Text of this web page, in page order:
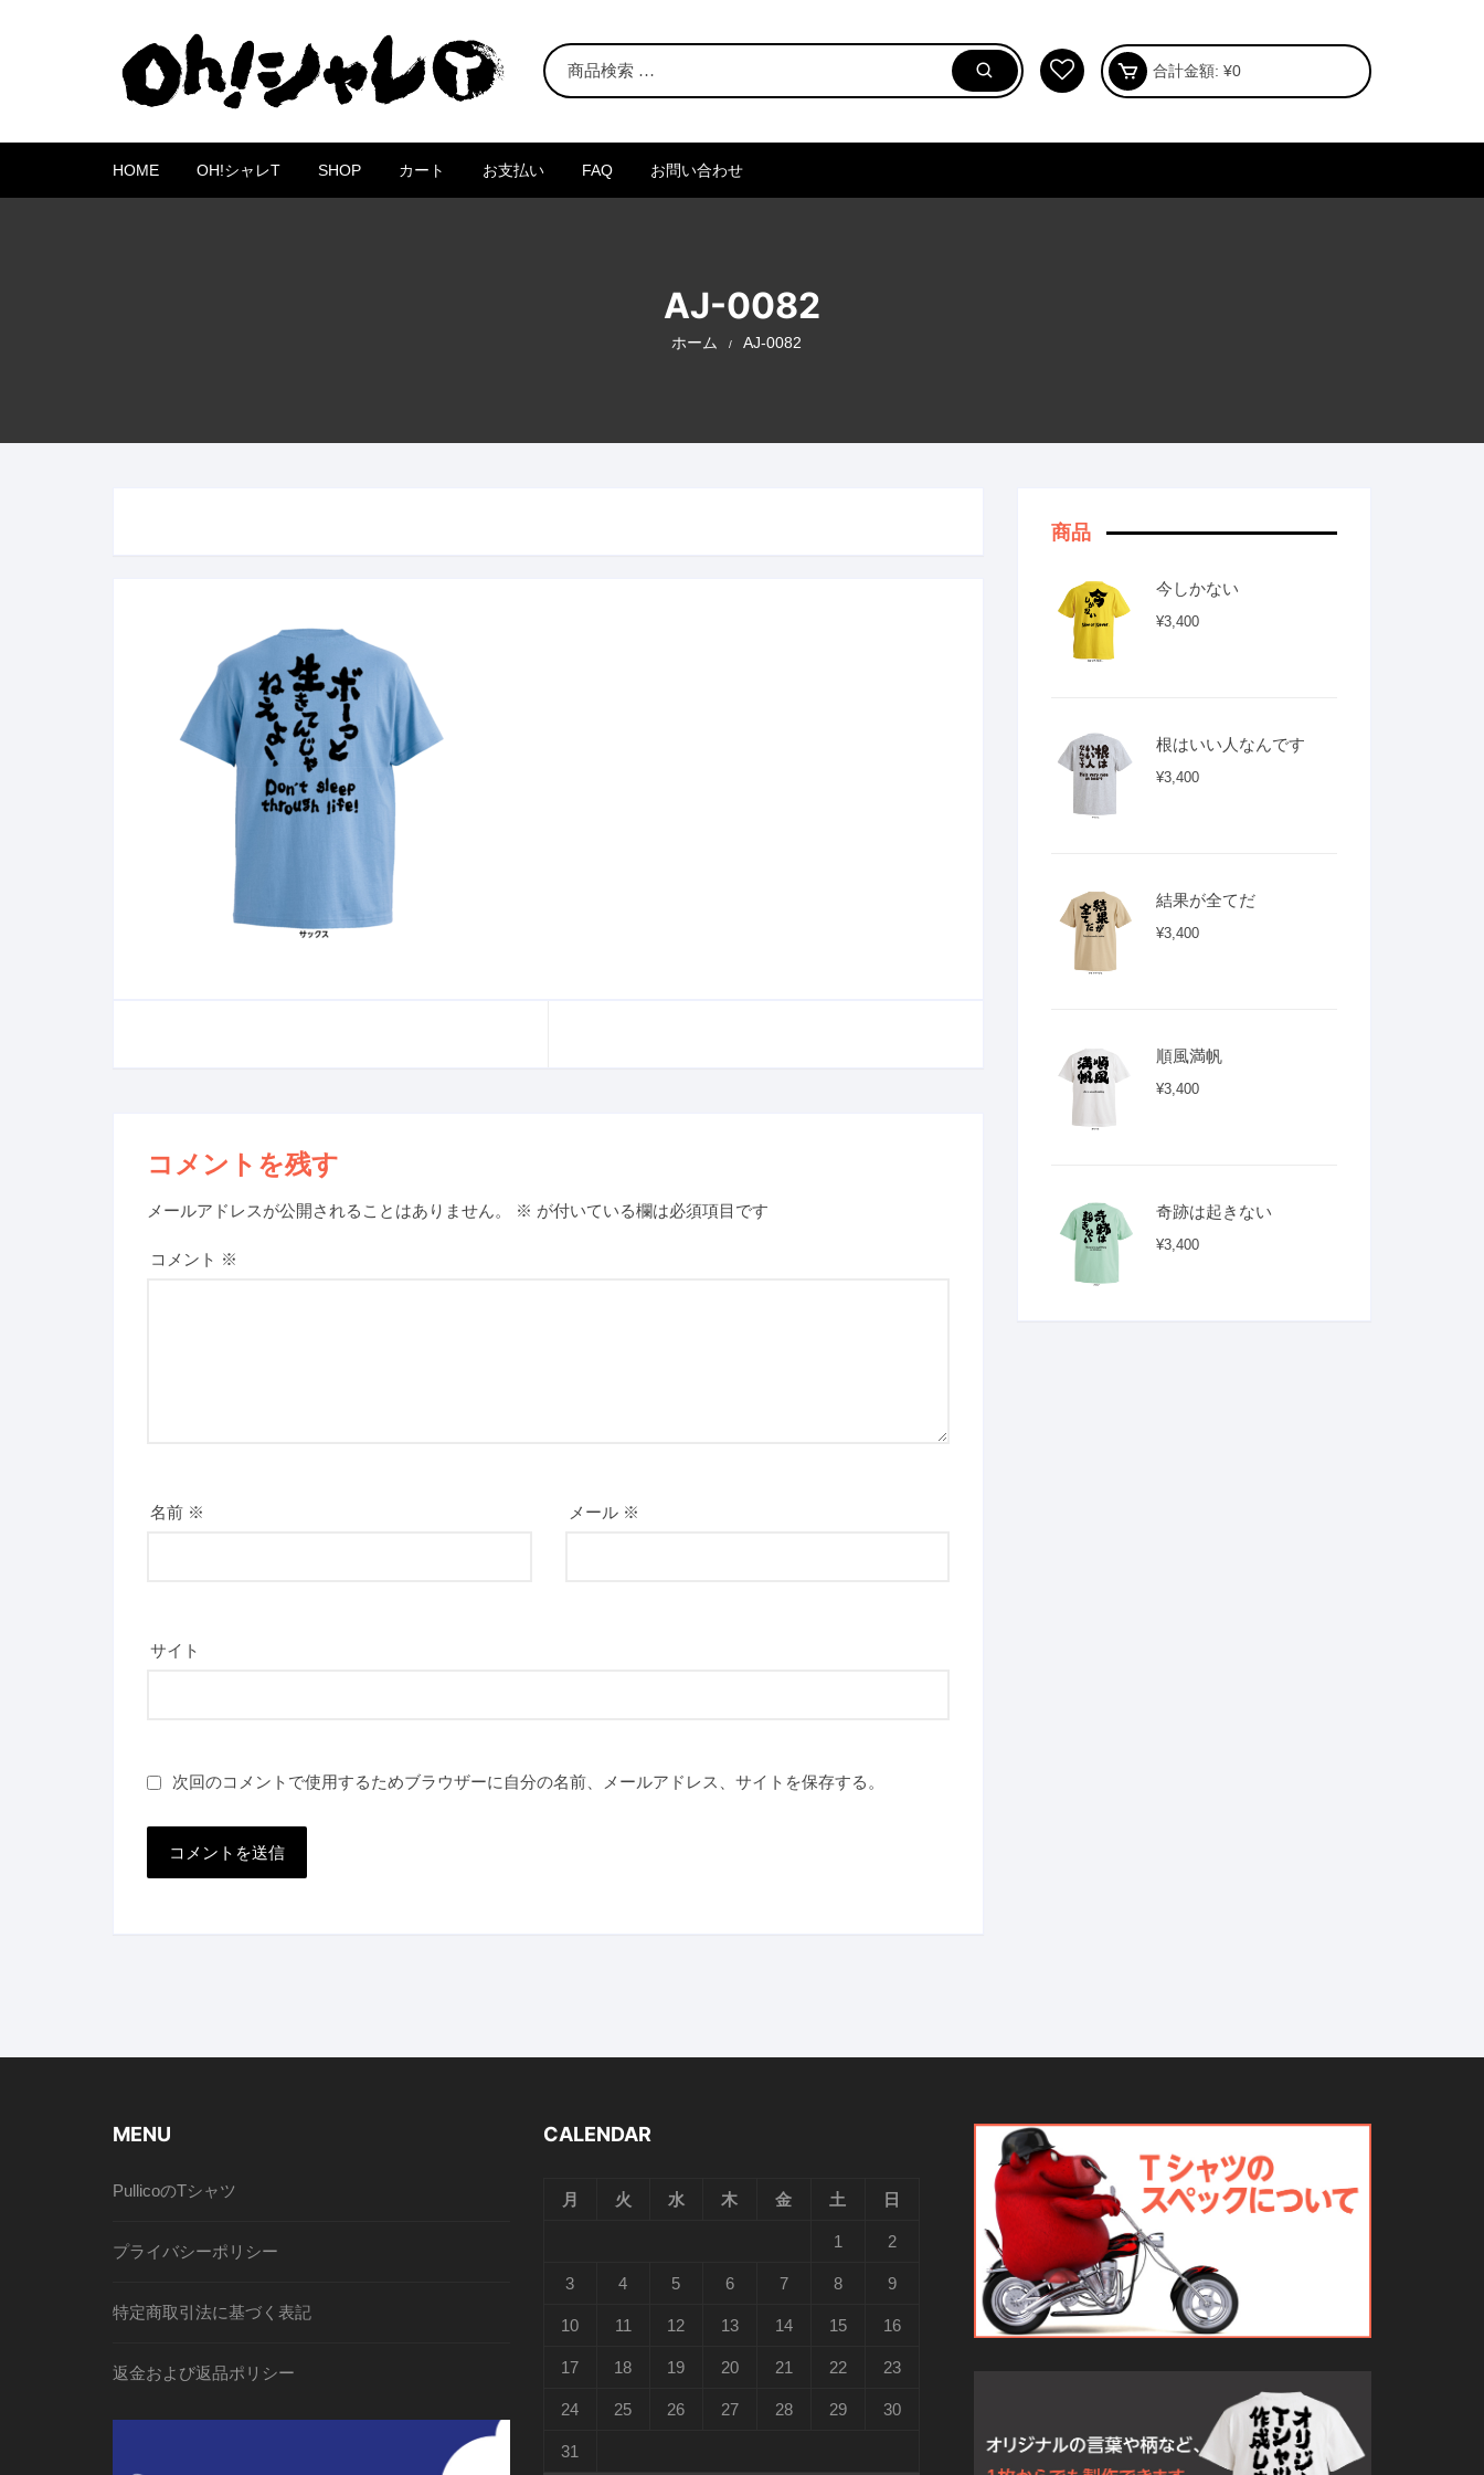
へ
キ
合計金額: ¥0
HOME OH!シャレT SHOP カート お支払い FAQ お問い合わせ
AJ-0082
ホーム AJ-0082
コメントを残す
メールアドレスが公開されることはありません。 ※ が付いている欄は必須項目です
コメント ※
名前 ※ メール ※
サイト
次回のコメントで使用するためブラウザーに自分の名前、メールアドレス、サイトを保存する。
商品
今しかない
¥3,400
根はいい人なんです
¥3,400
結果が全てだ
¥3,400
順風満帆
¥3,400
奇跡は起きない
¥3,400
MENU
PullicoのTシャツ
プライバシーポリシー
特定商取引法に基づく表記
返金および返品ポリシー
CALENDAR
月 火 水 木 金 土 日
1 2
3 4 5 6 7 8 9
10 11 12 13 14 15 16
17 18 19 20 21 22 23
24 25 26 27 28 29 30
31